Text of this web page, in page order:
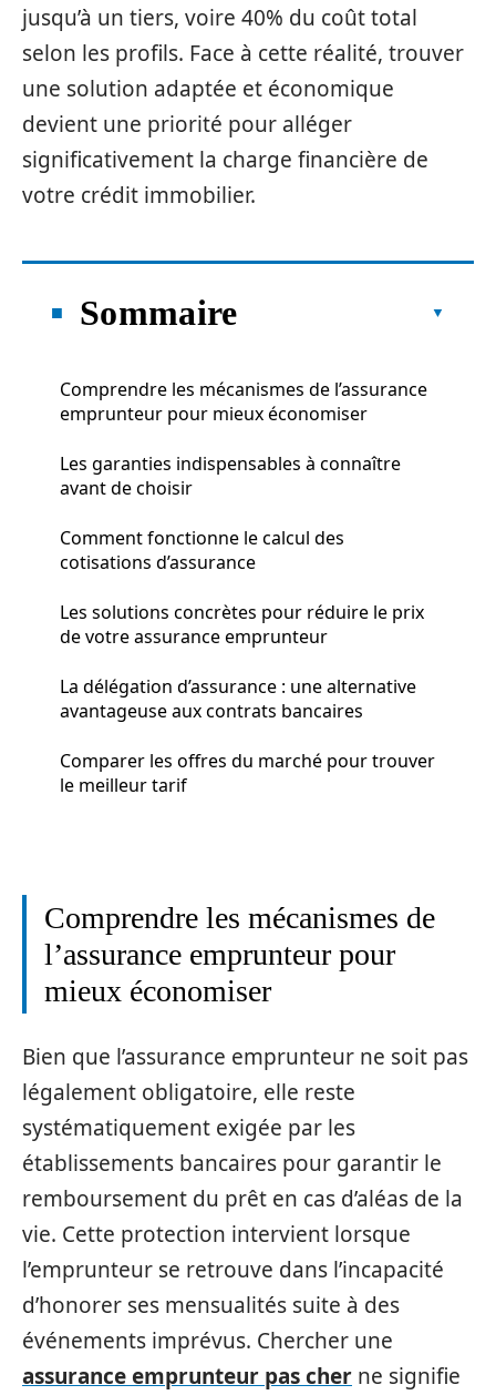
jusqu’à un tiers, voire 40% du coût total
selon les profils. Face à cette réalité, trouver
une solution adaptée et économique
devient une priorité pour alléger
significativement la charge financière de
votre crédit immobilier.
Sommaire
Comprendre les mécanismes de l’assurance
emprunteur pour mieux économiser
Les garanties indispensables à connaître
avant de choisir
Comment fonctionne le calcul des
cotisations d’assurance
Les solutions concrètes pour réduire le prix
de votre assurance emprunteur
La délégation d’assurance : une alternative
avantageuse aux contrats bancaires
Comparer les offres du marché pour trouver
le meilleur tarif
Comprendre les mécanismes de
l’assurance emprunteur pour
mieux économiser
Bien que l’assurance emprunteur ne soit pas
légalement obligatoire, elle reste
systématiquement exigée par les
établissements bancaires pour garantir le
remboursement du prêt en cas d’aléas de la
vie. Cette protection intervient lorsque
l’emprunteur se retrouve dans l’incapacité
d’honorer ses mensualités suite à des
événements imprévus. Chercher une
assurance emprunteur pas cher ne signifie